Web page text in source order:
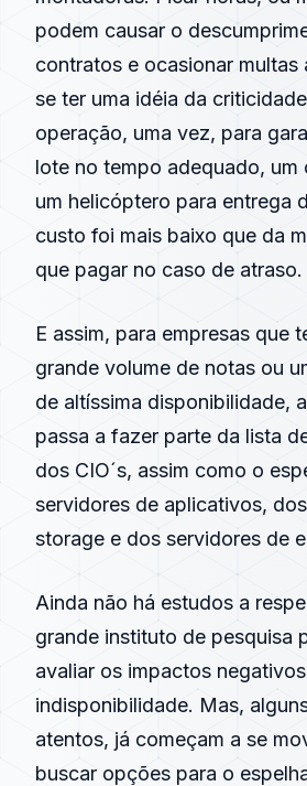
podem causar o
contratos e ocasionar multas
se ter uma idéia da
operação, uma vez, para
lote no tempo adequado, um
um helicóptero para entrega
custo foi mais baixo que da
que pagar no caso de atraso.
E assim, para empresas que
grande volume de notas ou
de altíssima disponibilidade,
passa a fazer parte da lista
dos CIO´s, assim como o
servidores de aplicativos,
storage e dos servidores de
Ainda não há estudos a
grande instituto de pesquisa
avaliar os impactos
indisponibilidade. Mas,
atentos, já começam a se
buscar opções para o